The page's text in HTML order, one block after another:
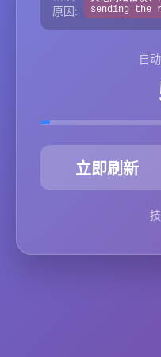
原因:
sending the
自
立即刷新